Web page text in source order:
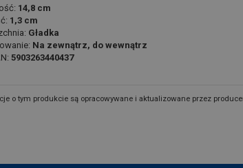
14,8 cm
1,3 cm
Gładka
Na zewnątrz, do wewnątrz
5903263440437
o tym produkcie są opracowywane i aktualizowane przez